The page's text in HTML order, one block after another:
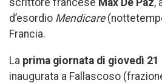
scrittore francese Max De Paz,
d’esordio Mendicare
Francia.
La prima giornata di giovedì 21
inaugurata a Fallascoso